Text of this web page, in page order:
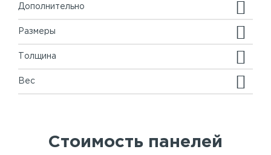
Дополнительно
Размеры
Толщина
Вес
Стоимость панелей